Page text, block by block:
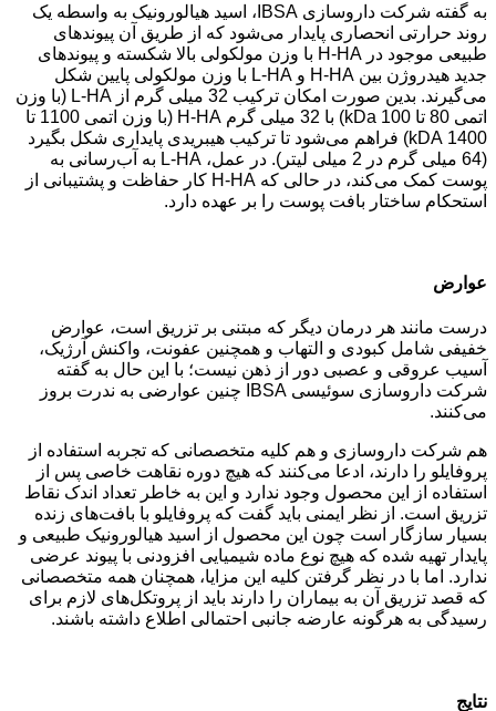
به گفته شرکت داروسازی IBSA، اسید هیالورونیک به واسطه یک
روند حرارتی انحصاری پایدار می‌شود که از طریق آن پیوندهای
طبیعی موجود در H-HA با وزن مولکولی بالا شکسته و پیوندهای
جدید هیدروژن بین H-HA و L-HA با وزن مولکولی پایین شکل
می‌گیرند. بدین صورت امکان ترکیب 32 میلی گرم از L-HA (با وزن
اتمی 80 تا 100 kDa) با 32 میلی گرم H-HA (با وزن اتمی 1100 تا
1400 kDA) فراهم می‌شود تا ترکیب هیبریدی پایداری شکل بگیرد
(64 میلی گرم در 2 میلی لیتر). در عمل، L-HA به آب‌رسانی به
پوست کمک می‌کند، در حالی که H-HA کار حفاظت و پشتیبانی از
استحکام ساختار بافت پوست را بر عهده دارد.
عوارض
درست مانند هر درمان دیگر که مبتنی بر تزریق است، عوارض
خفیفی شامل کبودی و التهاب و همچنین عفونت، واکنش آرژیک،
آسیب عروقی و عصبی دور از ذهن نیست؛ با این حال به گفته
شرکت داروسازی سوئیسی IBSA چنین عوارضی به ندرت بروز
می‌کنند.
هم شرکت داروسازی و هم کلیه متخصصانی که تجربه استفاده از
پروفایلو را دارند، ادعا می‌کنند که هیچ دوره نقاهت خاصی پس از
استفاده از این محصول وجود ندارد و این به خاطر تعداد اندک نقاط
تزریق است. از نظر ایمنی باید گفت که پروفایلو با بافت‌های زنده
بسیار سازگار است چون این محصول از اسید هیالورونیک طبیعی و
پایدار تهیه شده که هیچ نوع ماده شیمیایی افزودنی با پیوند عرضی
ندارد. اما با در نظر گرفتن کلیه این مزایا، همچنان همه متخصصانی
که قصد تزریق آن به بیماران را دارند باید از پروتکل‌های لازم برای
رسیدگی به هرگونه عارضه جانبی احتمالی اطلاع داشته باشند.
نتایج